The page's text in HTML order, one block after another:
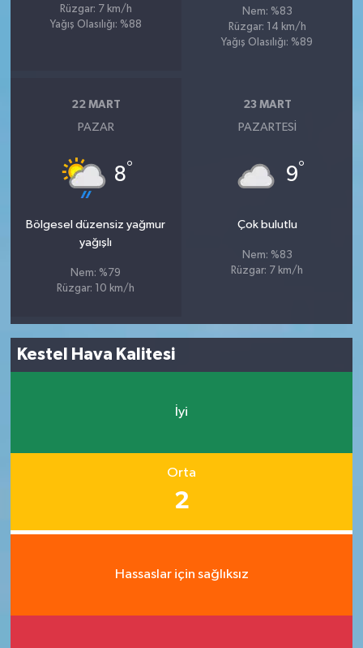
Rüzgar: 7 km/h
Yağış Olasılığı: %88
Nem: %83
Rüzgar: 14 km/h
Yağış Olasılığı: %89
22 MART
PAZAR
8°
Bölgesel düzensiz yağmur
yağışlı
Nem: %79
Rüzgar: 10 km/h
23 MART
PAZARTESI
9°
Çok bulutlu
Nem: %83
Rüzgar: 7 km/h
Kestel Hava Kalitesi
İyi
Orta
2
Hassaslar için sağlıksız